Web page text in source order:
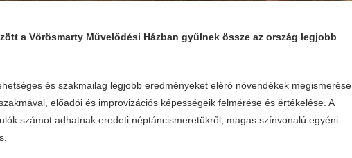
a Vörösmarty Művelődési Házban gyűlnek össze az ország legjobb
és szakmailag legjobb eredményeket elérő növendékek megismerése,
előadói és improvizációs képességeik felmérése és értékelése. A
számot adhatnak eredeti néptáncismeretükről, magas színvonalú egyéni